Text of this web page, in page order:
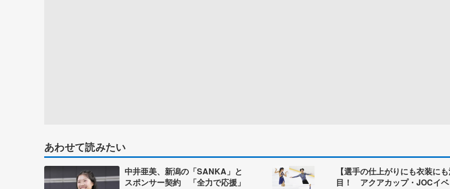
あわせて読みたい
中井亜美、新潟の「SANKA」と
スポンサー契約 「全力で応援」
【選手の仕上がりにも衣装に
目！ アクアカップ・JOCイ